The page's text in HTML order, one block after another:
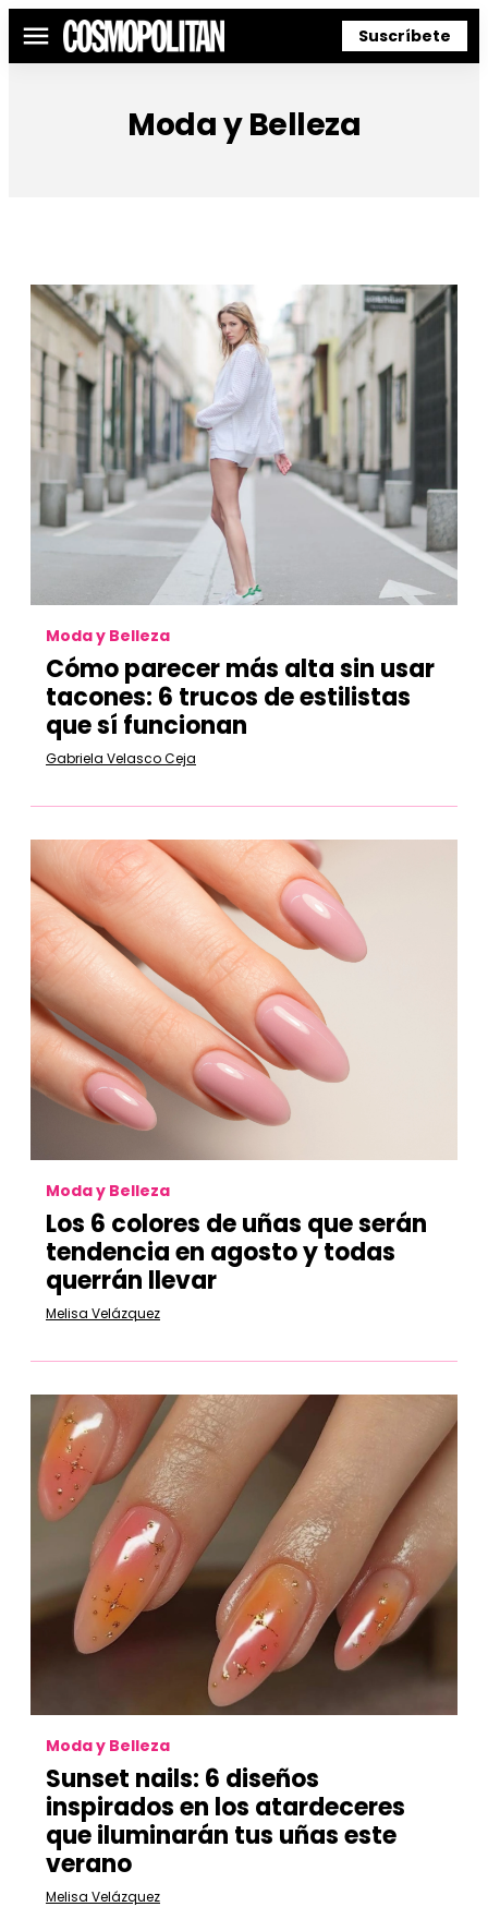
Menú Suscríbete
Moda y Belleza
Moda y Belleza
Cómo parecer más alta sin usar
tacones: 6 trucos de estilistas
que sí funcionan
Gabriela Velasco Ceja
Moda y Belleza
Los 6 colores de uñas que serán
tendencia en agosto y todas
querrán llevar
Melisa Velázquez
Moda y Belleza
Sunset nails: 6 diseños
inspirados en los atardeceres
que iluminarán tus uñas este
verano
Melisa Velázquez